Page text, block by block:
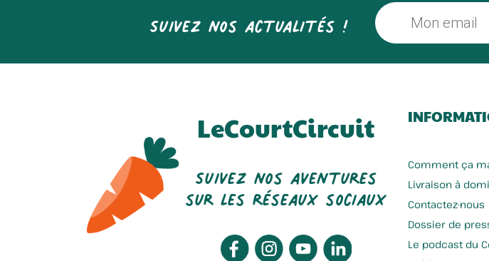
Suivez nos actualités !
LeCourtCircuit
Suivez nos aventures
sur les réseaux sociaux
Comment ça
Livraison à
Contactez-nous
Dossier de
Le podcast du